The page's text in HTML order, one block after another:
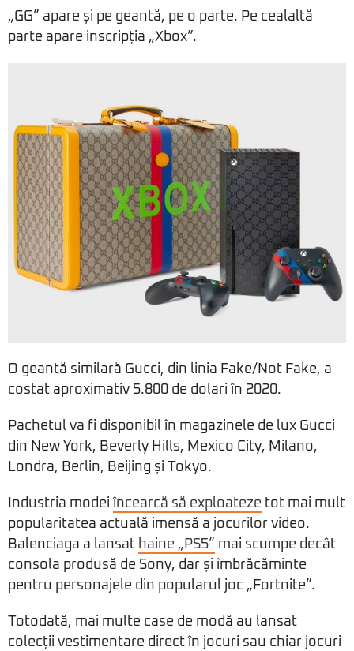
„GG” apare și pe geantă, pe o parte. Pe cealaltă
parte apare inscripția „Xbox”.
O geantă similară Gucci, din linia Fake/Not Fake, a
costat aproximativ 5.800 de dolari în 2020.
Pachetul va fi disponibil în magazinele de lux Gucci
din New York, Beverly Hills, Mexico City, Milano,
Londra, Berlin, Beijing și Tokyo.
Industria modei încearcă să exploateze tot mai mult
popularitatea actuală imensă a jocurilor video.
Balenciaga a lansat haine „PS5” mai scumpe decât
consola produsă de Sony, dar și îmbrăcăminte
pentru personajele din popularul joc „Fortnite”.
Totodată, mai multe case de modă au lansat
colecții vestimentare direct în jocuri sau chiar jocuri